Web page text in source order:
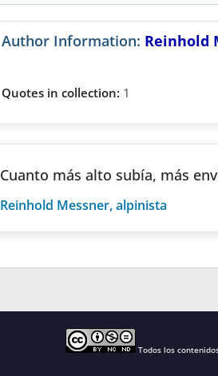
Author Information: Reinhold
Quotes in collection: 1
Cuanto más alto subía, más
Reinhold Messner, alpinista
Todos los